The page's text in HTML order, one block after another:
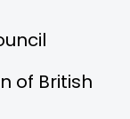
of British